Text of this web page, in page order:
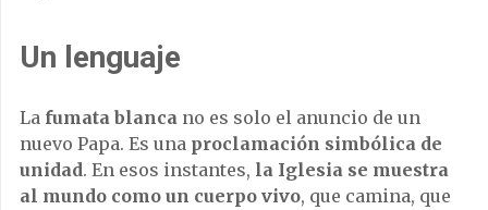
Un lenguaje
La fumata blanca no es solo el anuncio de un
nuevo Papa. Es una proclamación simbólica de
unidad. En esos instantes, la Iglesia se muestra
al mundo como un cuerpo vivo, que camina, que